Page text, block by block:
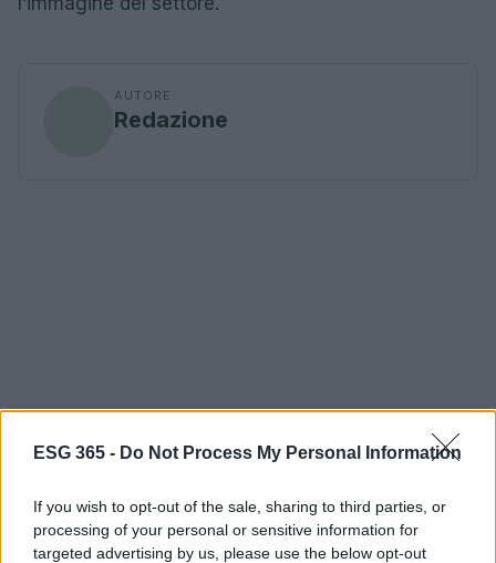
ESG 365 - Do Not Process My Personal Information
If you wish to opt-out of the sale, sharing to third parties, or
processing of your personal or sensitive information for
targeted advertising by us, please use the below opt-out
AUTORE
Redazione